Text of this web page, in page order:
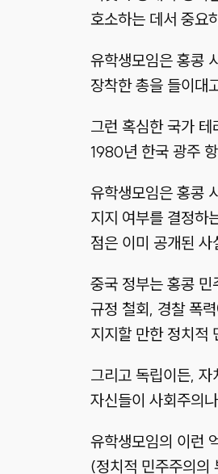
호소하는 데서 중요
유학생모임은 홍콩
장착한 총을 들이대
그런 혹심한 국가
1980년 한국 광주
유학생모임은 홍콩
지지 여부를 결정하
점은 이미 공개된
중국 정부는 홍콩
규정 철회, 경찰 폭
지지할 만한 정치적
그리고 독립이든,
자신들이 사회주의
유학생모임의 이런
(정치적 민주주의의